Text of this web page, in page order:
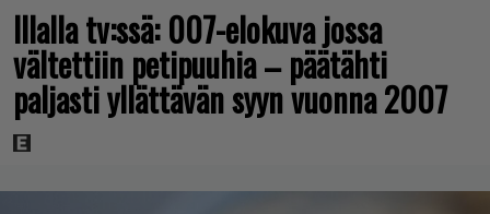
Illalla tv:ssä: 007-elokuva jossa
vältettiin petipuuhia – päätähti
paljasti yllättävän syyn vuonna 2007